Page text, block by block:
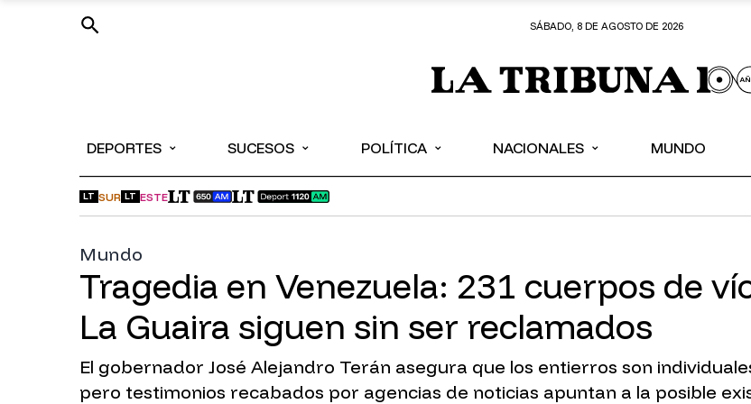
SÁBADO, 8 DE AGOSTO DE 2026
DEPORTES ⌄ SUCESOS ⌄ POLÍTICA ⌄ NACIONALES ⌄ MUNDO
LT SUR LT ESTE
Mundo
Tragedia en Venezuela: 231 cuerpos de
La Guaira siguen sin ser reclamados
El gobernador José Alejandro Terán asegura que los entierros son
pero testimonios recabados por agencias de noticias apuntan a la posible